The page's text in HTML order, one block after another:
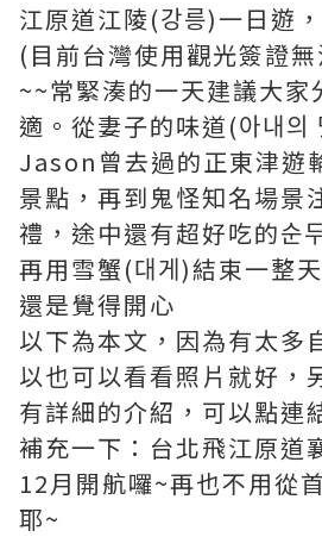
江原道江陵(강릉)一日遊
(目前台灣使用觀光簽證
~~常緊湊的一天建議大家
適。從妻子的味道(아내의
Jason曾去過的正東津遊
景點，再到鬼怪知名場景
禮，途中還有超好吃的순
再用雪蟹(대게)結束一整
還是覺得開心
以下為本文，因為有太多
以也可以看看照片就好，
有詳細的介紹，可以點連
補充一下：台北飛江原道
12月開航囉~再也不用從
耶~